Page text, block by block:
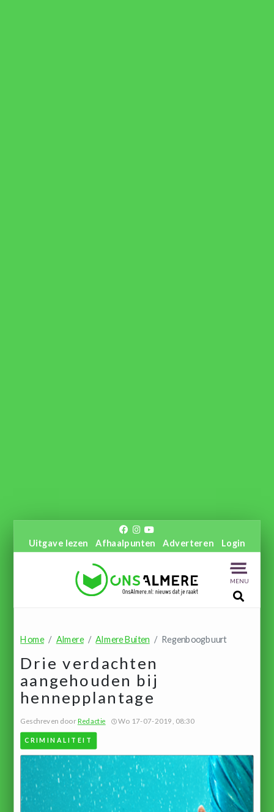
Uitgave lezen Afhaalpunten Adverteren Login
MENU
Home Almere Almere Buiten Regenboogbuurt
Drie verdachten
aangehouden bij
hennepplantage
Geschreven doorRedactie Wo 17-07-2019, 08:30
CRIMINALITEIT